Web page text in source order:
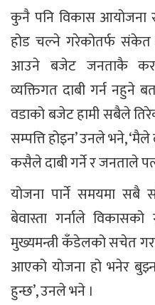
कुनै पनि विकास आयोजना
होड चल्ने गरेकोतर्फ संकेत
आउने बजेट जनताकै
व्यक्तिगत दाबी गर्न नहुने
वडाको बजेट हामी सबैले
सम्पत्ति होइन’ उनले भने,
कसैले दाबी गर्ने र जनताले
योजना पार्ने समयमा सबै
बेवास्ता गर्नाले
मुख्यमन्त्री कँडेलको सचेत
आएको योजना हो भनेर
हुन्छ’, उनले भने ।